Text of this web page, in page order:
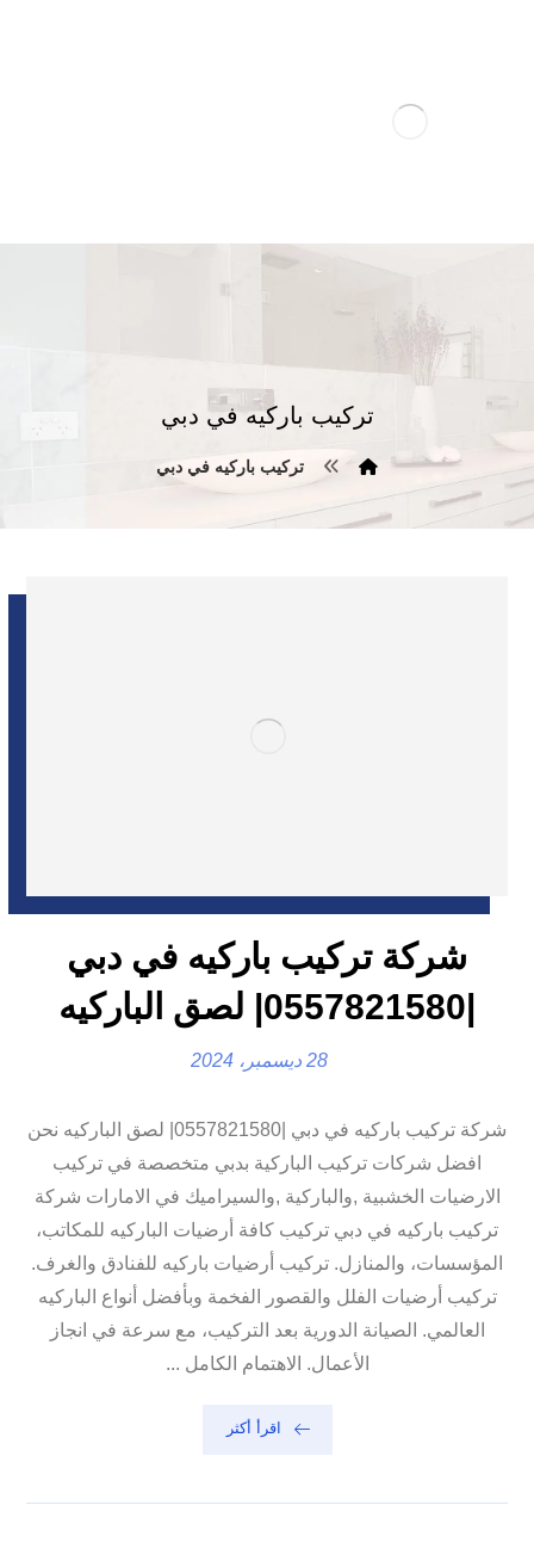
تركيب باركيه في دبي
تركيب باركيه في دبي
شركة تركيب باركيه في دبي
28 ديسمبر، 2024
شركة تركيب باركيه في دبي |0557821580| لصق الباركيه نحن
افضل شركات تركيب الباركية بدبي متخصصة في تركيب
الارضيات الخشبية ,والباركية ,والسيراميك في الامارات شركة
تركيب باركيه في دبي تركيب كافة أرضيات الباركيه للمكاتب،
المؤسسات، والمنازل. تركيب أرضيات باركيه للفنادق والغرف.
تركيب أرضيات الفلل والقصور الفخمة وبأفضل أنواع الباركيه
العالمي. الصيانة الدورية بعد التركيب، مع سرعة في انجاز
الأعمال. الاهتمام الكامل ...
اقرأ أكثر